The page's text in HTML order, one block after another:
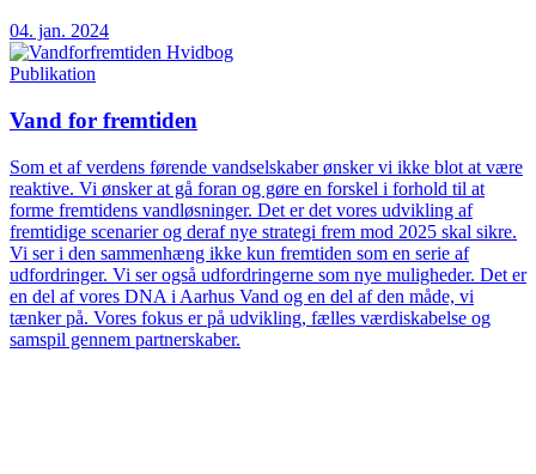
04. jan. 2024
Publikation
Vand for fremtiden
Som et af verdens førende vandselskaber ønsker vi ikke blot at være
reaktive. Vi ønsker at gå foran og gøre en forskel i forhold til at
forme fremtidens vandløsninger. Det er det vores udvikling af
fremtidige scenarier og deraf nye strategi frem mod 2025 skal sikre.
Vi ser i den sammenhæng ikke kun fremtiden som en serie af
udfordringer. Vi ser også udfordringerne som nye muligheder. Det er
en del af vores DNA i Aarhus Vand og en del af den måde, vi
tænker på. Vores fokus er på udvikling, fælles værdiskabelse og
samspil gennem partnerskaber.